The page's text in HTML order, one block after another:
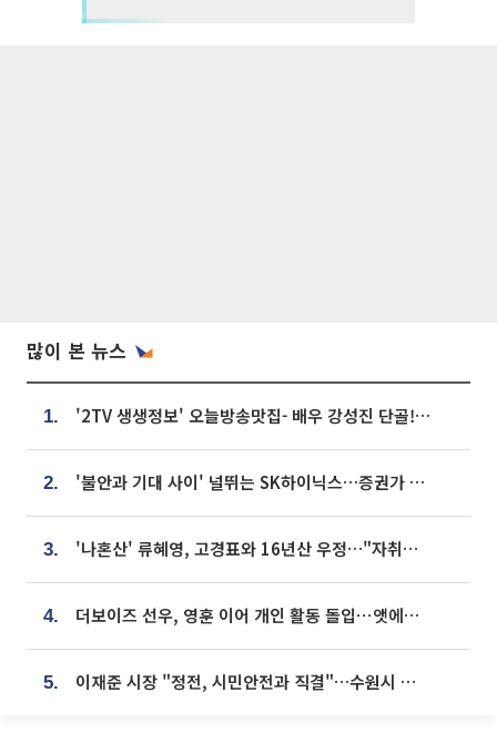
많이 본 뉴스
1. '2TV 생생정보' 오늘방송맛집- 배우 강성진 단골! 쌀국수ㆍ푸팟퐁 커리 맛집 '블○○○'
2. '불안과 기대 사이' 널뛰는 SK하이닉스…증권가 "HBM4·LTA 기반 펀터멘털 견고"
3. '나혼산' 류혜영, 고경표와 16년산 우정…"자취방서 부모님과 마주쳐"
4. 더보이즈 선우, 영훈 이어 개인 활동 돌입⋯앳에어리어와 전속계약
5. 이재준 시장 "정전, 시민안전과 직결"…수원시 비상대응체계 가동